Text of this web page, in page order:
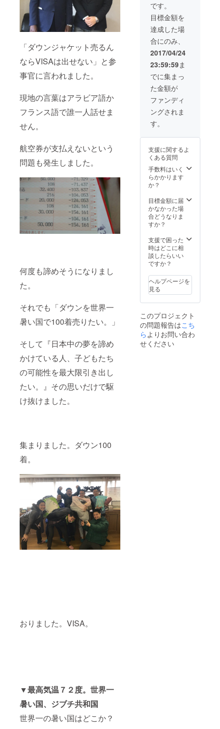
「ダウンジャケット売るん
ならVISAは出せない」と参
事官に言われました。
現地の言葉はアラビア語か
フランス語で誰一人話せま
せん。
航空券が支払えないという
問題も発生しました。
何度も諦めそうになりまし
た。
それでも「ダウンを世界一
暑い国で100着売りたい。」
そして『日本中の夢を諦め
かけている人、子どもたち
の可能性を最大限引き出し
たい。』その思いだけで駆
け抜けました。
集まりました。ダウン100
着。
おりました。VISA。
▼最高気温７２度。世界一
暑い国、ジブチ共和国
世界一の暑い国はどこか？
チング
セッ
ション
を行い
ます）
です。
目標金額を
達成した場
合にのみ、
2017/04/24
23:59:59ま
でに集まっ
た金額が
ファンディ
ングされま
す。
支援に関するよ
くある質問
手数料はいく
らかかります
か？
目標金額に届
かなかった場
合どうなりま
すか？
支援で困った
時はどこに相
談したらいい
ですか？
ヘルプページを
見る
このプロジェクト
の問題報告はこち
らよりお問い合わ
せください